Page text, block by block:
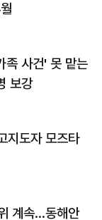
족 사건' 못 맡는
보강
지도자 모즈타
계속…동해안